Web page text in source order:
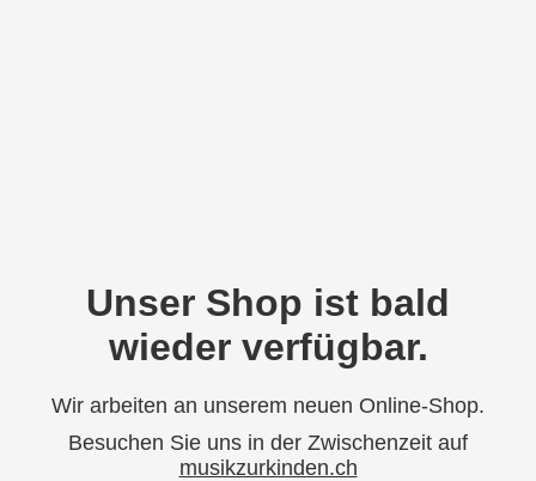
Unser Shop ist bald
wieder verfügbar.
Wir arbeiten an unserem neuen Online-Shop.
Besuchen Sie uns in der Zwischenzeit auf
musikzurkinden.ch